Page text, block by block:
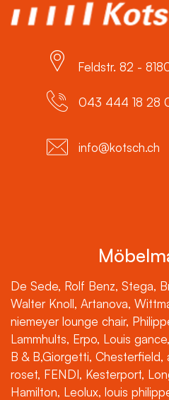
Feldstr. 82 -
043 444 18 28
info@kotsch.ch
De Sede, Rolf Benz, Stega,
Walter Knoll, Artanova,
niemeyer lounge chair,
Lammhults, Erpo, Louis
B & B,Giorgetti, Chesterfield,
roset, FENDI, Kesterport,
Hamilton, Leolux, louis